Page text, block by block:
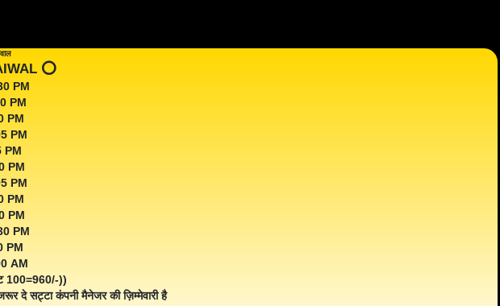
⭕️
PM
PM
PM
PM
PM
PM
PM
PM
PM
PM
PM
AM
100=960/-))
दे सट्टा कंपनी मैनेजर की ज़िम्मेवारी है